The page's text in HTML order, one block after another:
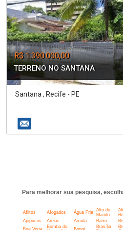
R$ 1.390.000,00
TERRENO NO SANTANA
Santana , Recife - PE
Para melhorar sua pesquisa,
Aflitos Afogados Água Fria
Alto do
Mandu
Apipucos
Areias Arruda Barro
Bomba do
Brasília